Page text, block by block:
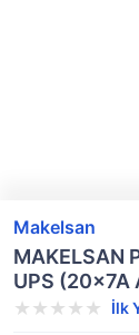
Makelsan
MAKELSAN
UPS (20x7A
İlk